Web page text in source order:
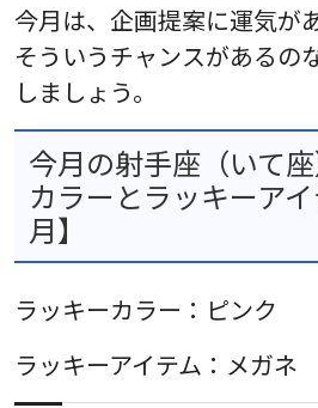
今月は、企画提案に運気が
そういうチャンスがあるの
しましょう。
今月の射手座（いて
カラーとラッキーア
月】
ラッキーカラー：ピンク
ラッキーアイテム：メガネ